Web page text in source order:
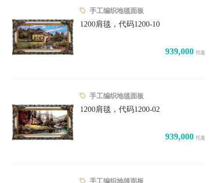
手工编织地毯面板
1200肩毯，代码1200-10
939,000 托曼
手工编织地毯面板
1200肩毯，代码1200-02
939,000 托曼
手工编织地毯面板